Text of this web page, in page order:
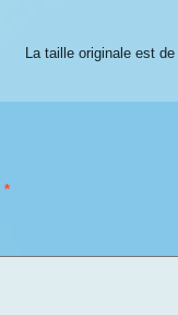
La taille originale est de
*